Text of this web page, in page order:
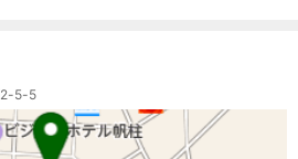
2-5-5